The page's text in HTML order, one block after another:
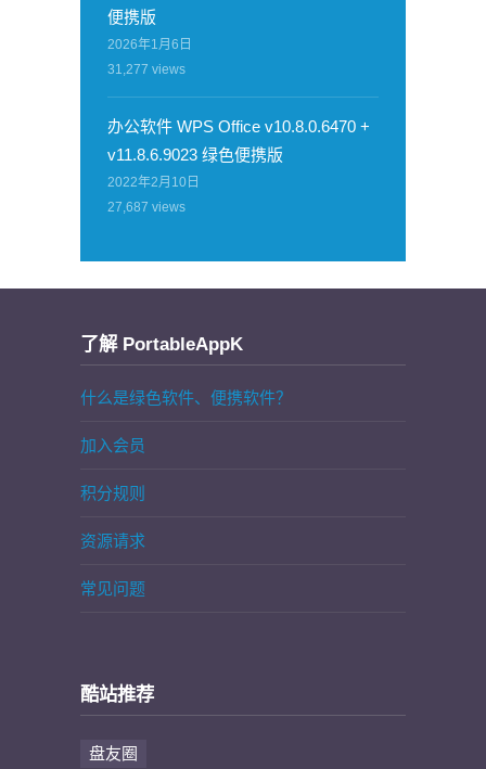
便携版
2026年1月6日
31,277 views
办公软件 WPS Office v10.8.0.6470 +
v11.8.6.9023 绿色便携版
2022年2月10日
27,687 views
了解 PortableAppK
什么是绿色软件、便携软件？
加入会员
积分规则
资源请求
常见问题
酷站推荐
盘友圈